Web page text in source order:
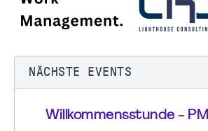
NÄCHSTE EVENTS
Willkommensstunde - PMI